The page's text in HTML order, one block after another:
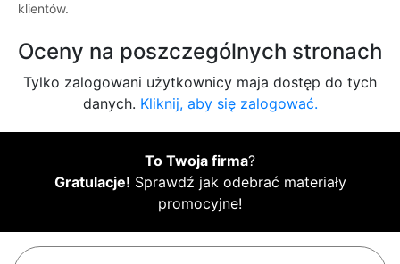
klientów.
Oceny na poszczególnych stronach
Tylko zalogowani użytkownicy maja dostęp do tych
danych. Kliknij, aby się zalogować.
To Twoja firma?
Gratulacje! Sprawdź jak odebrać materiały
promocyjne!